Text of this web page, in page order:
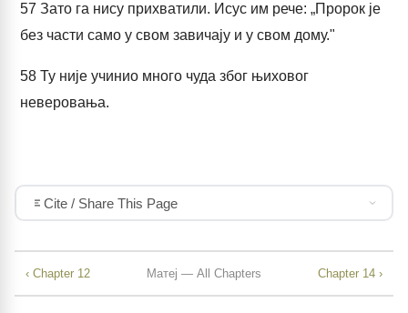
57 Зато га нису прихватили. Исус им рече: „Пророк је
без части само у свом завичају и у свом дому."
58 Ту није учинио много чуда због њиховог
неверовања.
Cite / Share This Page
‹ Chapter 12 Матеј — All Chapters Chapter 14 ›